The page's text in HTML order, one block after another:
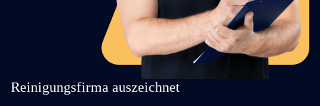
Reinigungsfirma auszeichnet